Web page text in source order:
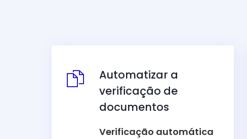
Automatizar a
verificação de
documentos
Verificação automática